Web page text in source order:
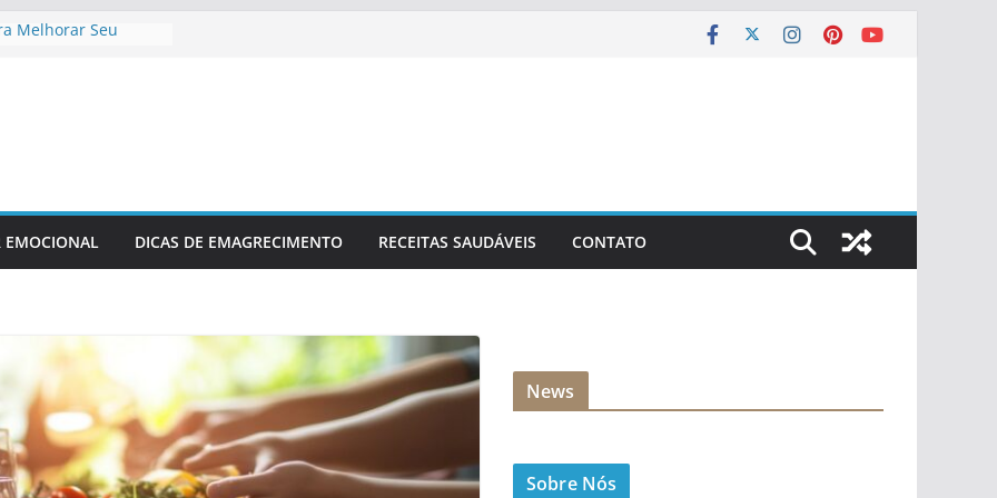
Melhorar Seu
Pós-
Ideal Antes
Para
EMOCIONAL DICAS DE EMAGRECIMENTO RECEITAS SAUDÁVEIS CONTATO
News
Sobre Nós